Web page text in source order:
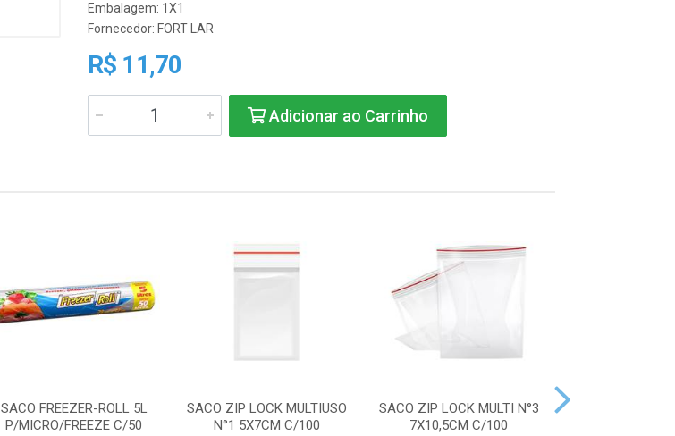
Embalagem: 1X1
Fornecedor: FORT LAR
R$ 11,70
Adicionar ao Carrinho
SACO FREEZER-ROLL 5L
P/MICRO/FREEZE C/50
SACO ZIP LOCK MULTIUSO
N°1 5X7CM C/100
SACO ZIP LOCK MULTI N°3
7X10,5CM C/100